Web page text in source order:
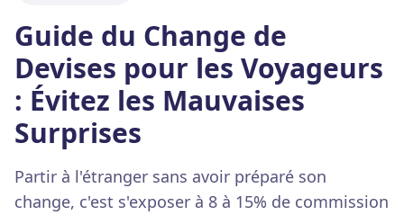
Guide du Change de
Devises pour les Voyageurs
: Évitez les Mauvaises
Surprises
Partir à l'étranger sans avoir préparé son
change, c'est s'exposer à 8 à 15% de commission